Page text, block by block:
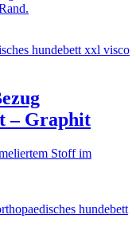
– Graphit
Stoff im